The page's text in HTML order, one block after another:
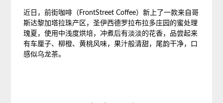
近日，前街咖啡（FrontStreet Coffee）新上了一款来自哥
斯达黎加塔拉珠产区，圣伊西德罗拉布拉多庄园的蜜处理
瑰夏，使用中浅度烘培，冲煮后有淡淡的花香，品尝起来
有车厘子、柳橙、黄桃风味，果汁般清甜，尾韵干净，口
感似乌龙茶。